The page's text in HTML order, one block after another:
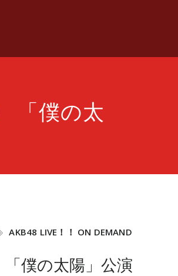
「僕の太
AKB48 LIVE！！ ON DEMAND
僕の太陽」公演